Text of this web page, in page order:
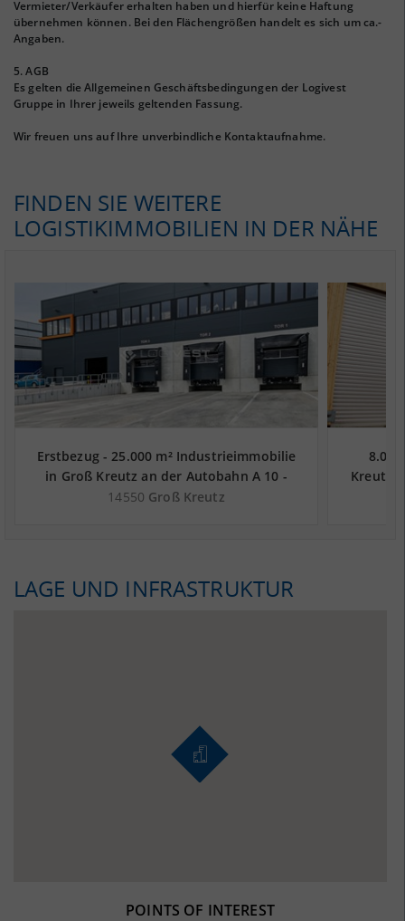
Vermieter/Verkäufer erhalten haben und hierfür keine Haftung
übernehmen können. Bei den Flächengrößen handelt es sich um ca.-
Angaben.
5. AGB
Es gelten die Allgemeinen Geschäftsbedingungen der Logivest
Gruppe in Ihrer jeweils geltenden Fassung.
Wir freuen uns auf Ihre unverbindliche Kontaktaufnahme.
FINDEN SIE WEITERE
LOGISTIKIMMOBILIEN IN DER NÄHE
Erstbezug - 25.000 m² Industrieimmobilie
in Groß Kreutz an der Autobahn A 10 -
Landkreis Potsdam-Mittelmark
14550 Groß Kreutz
Kreutz
LAGE UND INFRASTRUKTUR
POINTS OF INTEREST